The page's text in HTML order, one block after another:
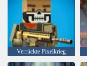
Verrückte Pixelkrieg